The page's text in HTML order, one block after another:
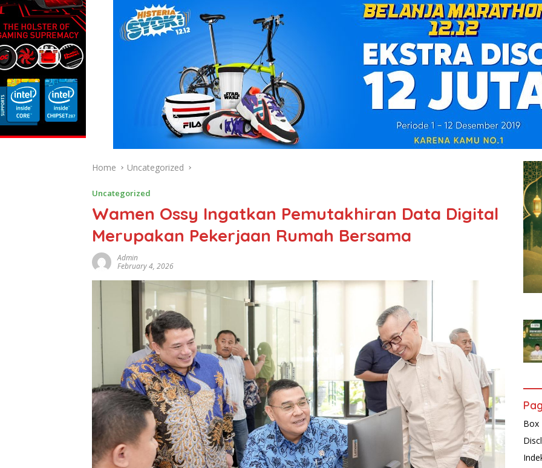
Home Uncategorized
Uncategorized
Wamen Ossy Ingatkan Pemutakhiran Data Digital
Merupakan Pekerjaan Rumah Bersama
Admin
February 4, 2026
Box